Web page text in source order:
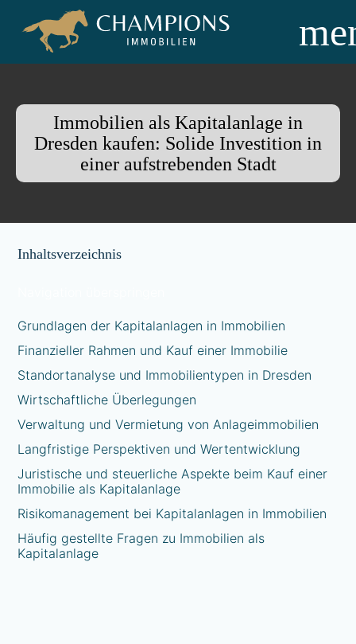
Immobilien als Kapitalanlage in
Dresden kaufen: Solide Investition in
einer aufstrebenden Stadt
Inhaltsverzeichnis
Grundlagen der Kapitalanlagen in Immobilien
Finanzieller Rahmen und Kauf einer Immobilie
Standortanalyse und Immobilientypen in Dresden
Wirtschaftliche Überlegungen
Verwaltung und Vermietung von Anlageimmobilien
Langfristige Perspektiven und Wertentwicklung
Juristische und steuerliche Aspekte beim Kauf einer
Immobilie als Kapitalanlage
Risikomanagement bei Kapitalanlagen in Immobilien
Häufig gestellte Fragen zu Immobilien als
Kapitalanlage